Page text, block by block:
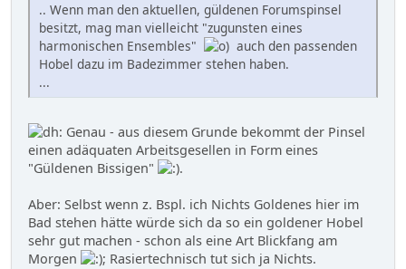
.. Wenn man den aktuellen, güldenen Forumspinsel
besitzt, mag man vielleicht "zugunsten eines
harmonischen Ensembles"
auch den passenden
Hobel dazu im Badezimmer stehen haben.
...
Genau - aus diesem Grunde bekommt der Pinsel
einen adäquaten Arbeitsgesellen in Form eines
"Güldenen Bissigen"
.
Aber: Selbst wenn z. Bspl. ich Nichts Goldenes hier im
Bad stehen hätte würde sich da so ein goldener Hobel
sehr gut machen - schon als eine Art Blickfang am
Morgen
; Rasiertechnisch tut sich ja Nichts.